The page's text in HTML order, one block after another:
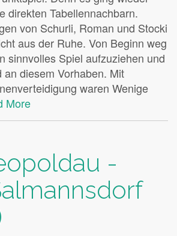
direkten Tabellennachbarn.
von Schurli, Roman und Stocki
aus der Ruhe. Von Beginn weg
sinnvolles Spiel aufzuziehen und
diesem Vorhaben. Mit
waren Wenige
More
-